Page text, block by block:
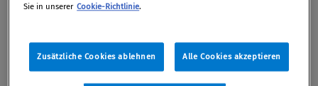
Laut einem Bericht der „Washington Post“ sammelt
Standortinformationen von Mobiltelefonen. Die
Rede ist von täglich fünf Milliarden Datensätzen.
Sie in unserer Cookie-Richtlinie.
Zusätzliche Cookies ablehnen Alle Cookies akzeptieren